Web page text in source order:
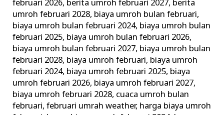
februari 2026, berita umroh februari 2027, berita
umroh februari 2028, biaya umroh bulan februari,
biaya umroh bulan februari 2024, biaya umroh bulan
februari 2025, biaya umroh bulan februari 2026,
biaya umroh bulan februari 2027, biaya umroh bulan
februari 2028, biaya umroh februari, biaya umroh
februari 2024, biaya umroh februari 2025, biaya
umroh februari 2026, biaya umroh februari 2027,
biaya umroh februari 2028, cuaca umroh bulan
februari,februari umrah weather, harga biaya umroh